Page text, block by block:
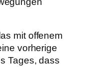
mit offenem
vorherige
Tages, dass